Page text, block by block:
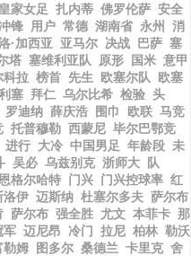
皇家女足 扎内蒂 佛罗伦萨 安全
锋 用户 常德 湖南省 永州
消
·加西亚 亚马尔 决战 巴萨 塞
塔 塞维利亚队 原形 国米 意甲
科拉 榜首 先生 欧塞尔队
欧塞
塞 拜仁 乌尔比希 检验 头
罗迪纳 薛庆浩 围巾 欧联 马竞
托普穆勒 西蒙尼 毕尔巴鄂竞
进行 大冷 中国男足 年龄段 未
吴必 乌兹别克 浙师大 队
恩格尔哈特 门兴 门兴控球率 红
洛伊 迈斯纳 杜塞尔多夫 萨尔布
萨尔布 强全胜 尤文 本菲卡 那
军 迈尼昂 冷门 拉尼 柏林 勒沃
勒姆 图多尔 桑德兰 卡里克 舍